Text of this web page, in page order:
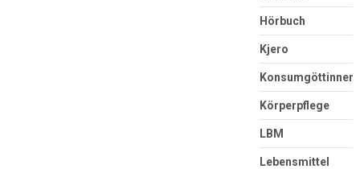
Hörbuch
Kjero
Konsumgöttinnen
Körperpflege
LBM
Lebensmittel